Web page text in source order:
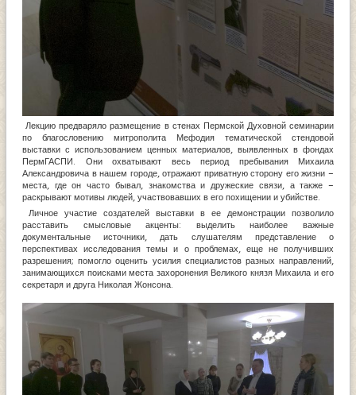
Лекцию предваряло размещение в стенах Пермской Духовной семинарии
по благословению митрополита Мефодия тематической стендовой
выставки с использованием ценных материалов, выявленных в фондах
ПермГАСПИ. Они охватывают весь период пребывания Михаила
Александровича в нашем городе, отражают приватную сторону его жизни –
места, где он часто бывал, знакомства и дружеские связи, а также –
раскрывают мотивы людей, участвовавших в его похищении и убийстве.
Личное участие создателей выставки в ее демонстрации позволило
расставить смысловые акценты: выделить наиболее важные
документальные источники, дать слушателям представление о
перспективах исследования темы и о проблемах, еще не получивших
разрешения; помогло оценить усилия специалистов разных направлений,
занимающихся поисками места захоронения Великого князя Михаила и его
секретаря и друга Николая Жонсона.